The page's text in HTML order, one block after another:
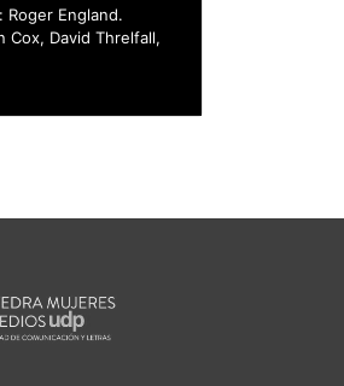
Roger England.
Cox, David Threlfall,